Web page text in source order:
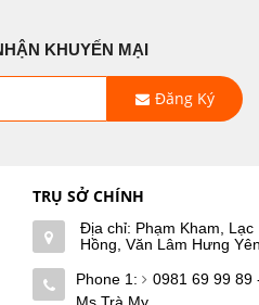
KHUYẾN MẠI
Đăng Ký
TRỤ SỞ CHÍNH
Địa chỉ: Phạm Kham, Lạc
Hồng, Văn Lâm Hưng
Phone 1:
0981 69 99 89